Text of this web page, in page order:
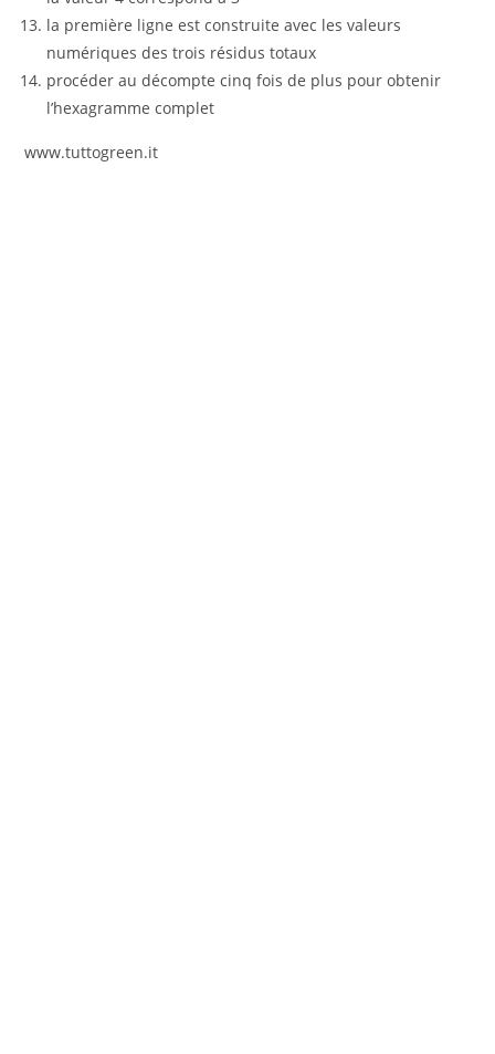
la première ligne est construite avec les valeurs
numériques des trois résidus totaux
procéder au décompte cinq fois de plus pour obtenir
l’hexagramme complet
www.tuttogreen.it